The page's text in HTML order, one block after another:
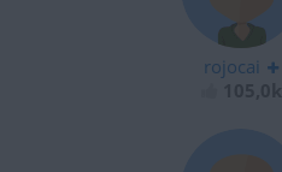
rojocai